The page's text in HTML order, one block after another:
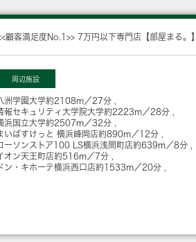
顧客満足度No.1>> 7万円以下専門店【部屋まる。】
周辺施設
洲学園大学約2108m／27分
報セキュリティ大学院大学約2223m／28分
浜国立大学約2507m／32分
いばすけっと 横浜峰岡店約890m／12分
ーソンストア100 LS横浜浅間町店約639m／8分
オン天王町店約516m／7分
ン・キホーテ横浜西口店約1533m／20分